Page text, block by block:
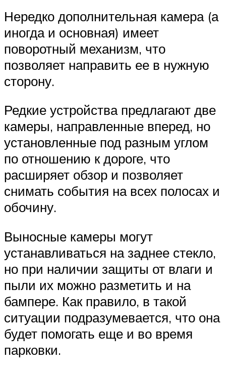
Нередко дополнительная камера (а
иногда и основная) имеет
поворотный механизм, что
позволяет направить ее в нужную
сторону.
Редкие устройства предлагают две
камеры, направленные вперед, но
установленные под разным углом
по отношению к дороге, что
расширяет обзор и позволяет
снимать события на всех полосах и
обочину.
Выносные камеры могут
устанавливаться на заднее стекло,
но при наличии защиты от влаги и
пыли их можно разметить и на
бампере. Как правило, в такой
ситуации подразумевается, что она
будет помогать еще и во время
парковки.